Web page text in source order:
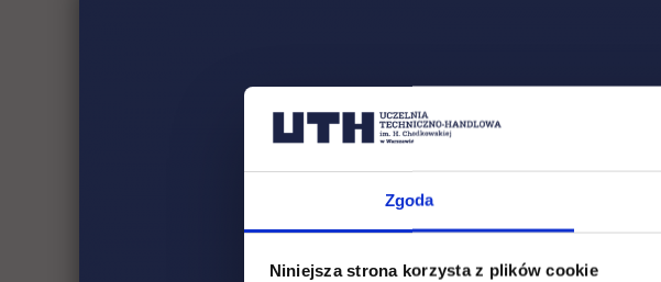
Zgoda
Niniejsza strona korzysta z plików cookie